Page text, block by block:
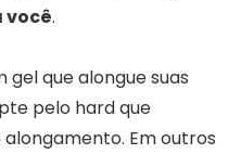
você.
gel que alongue suas
pelo hard que
Em outros